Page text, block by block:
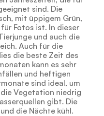
sind. Die
mit üppigem Grün,
Fotos ist. In dieser
und auch die
Auch für die
die beste Zeit des
kann es sehr
und heftigen
sind ideal, um
Vegetation niedrig
gibt. Die
die Nächte kühl.